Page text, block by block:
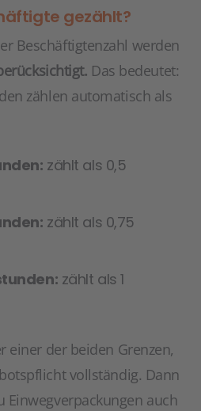
gezählt?
Beschäftigtenzahl werden
Das bedeutet:
zählen automatisch als
zählt als 0,5
zählt als 0,75
zählt als 1
einer der beiden Grenzen,
vollständig. Dann
Einwegverpackungen auch